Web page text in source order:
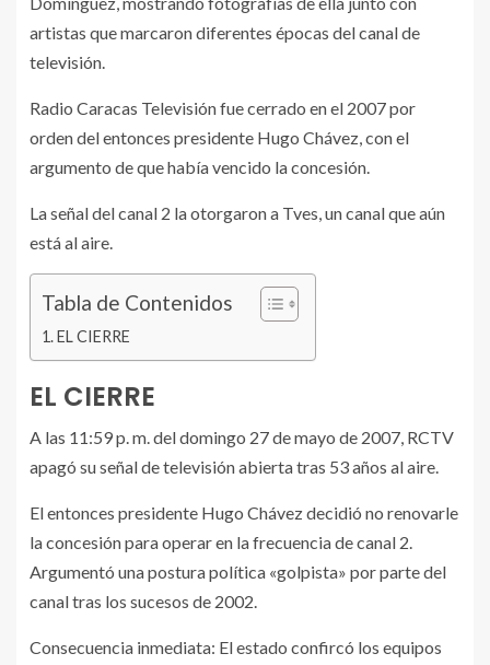
artistas que marcaron diferentes épocas del canal de
televisión.
Radio Caracas Televisión fue cerrado en el 2007 por
orden del entonces presidente Hugo Chávez, con el
argumento de que había vencido la concesión.
La señal del canal 2 la otorgaron a Tves, un canal que aún
está al aire.
Tabla de Contenidos
EL CIERRE
EL CIERRE
A las 11:59 p. m. del domingo 27 de mayo de 2007, RCTV
apagó su señal de televisión abierta tras 53 años al aire.
El entonces presidente Hugo Chávez decidió no renovarle
la concesión para operar en la frecuencia de canal 2.
Argumentó una postura política «golpista» por parte del
canal tras los sucesos de 2002.
Consecuencia inmediata: El estado confircó los equipos